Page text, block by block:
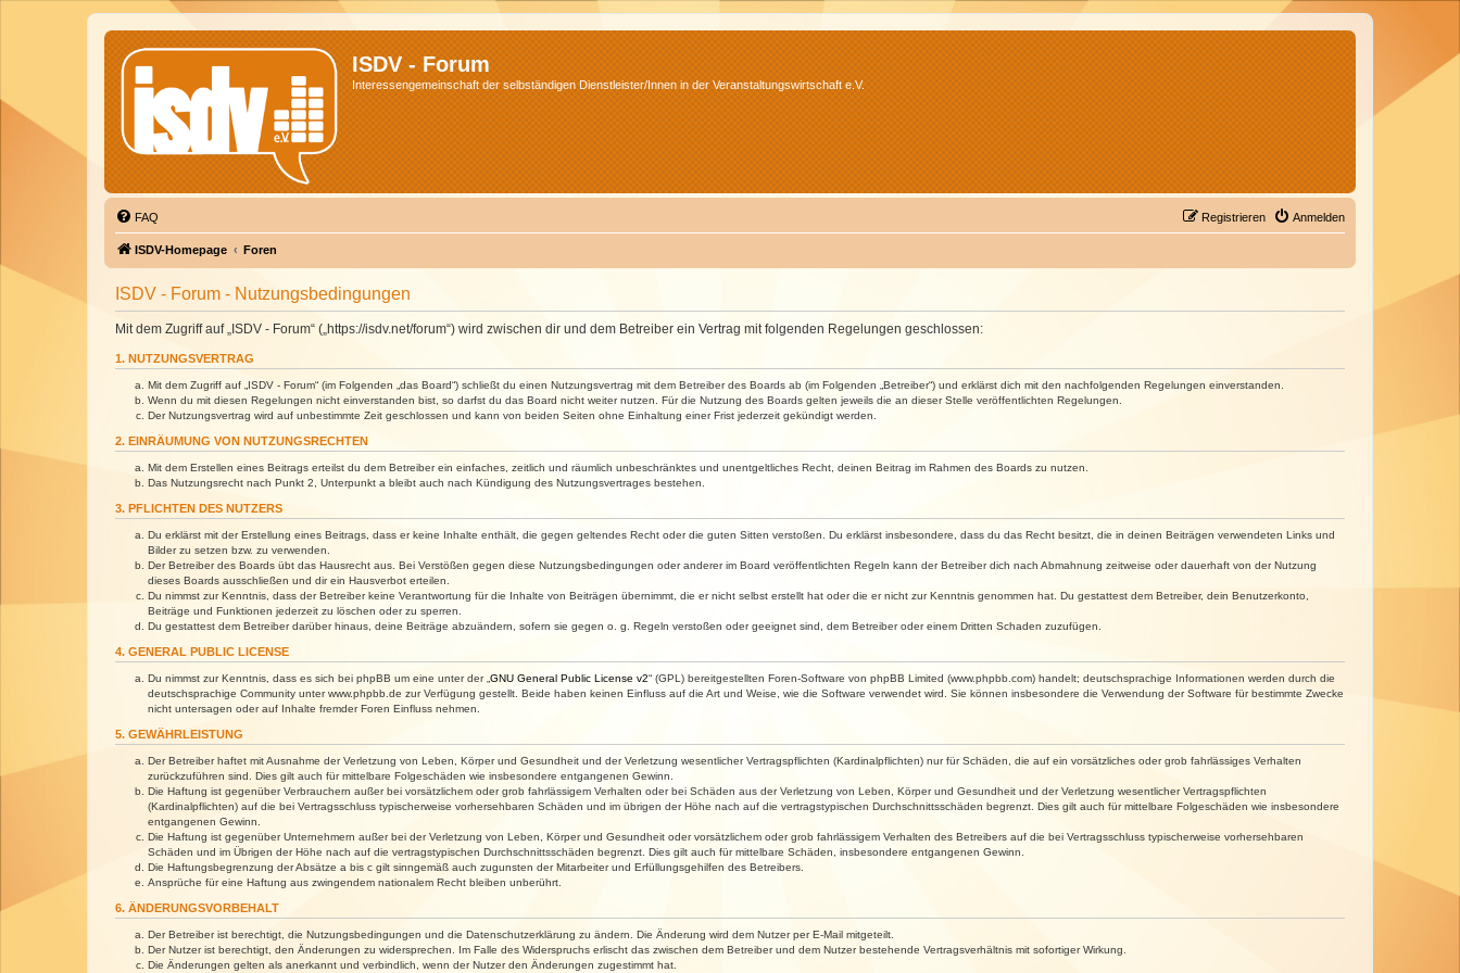
ISDV - Forum
Interessengemeinschaft der selbständigen Dienstleister/Innen in der Veranstaltungswirtschaft e.V.
FAQ Anmelden
Registrieren
ISDV-Homepage Foren
ISDV - Forum - Nutzungsbedingungen
Mit dem Zugriff auf „ISDV - Forum“ („https://isdv.net/forum“) wird zwischen dir und dem Betreiber ein Vertrag mit folgenden Regelungen geschlossen:
1. NUTZUNGSVERTRAG
Mit dem Zugriff auf „ISDV - Forum“ (im Folgenden „das Board“) schließt du einen Nutzungsvertrag mit dem Betreiber des Boards ab (im Folgenden „Betreiber“) und erklärst dich mit den nachfolgenden Regelungen einverstanden.
Wenn du mit diesen Regelungen nicht einverstanden bist, so darfst du das Board nicht weiter nutzen. Für die Nutzung des Boards gelten jeweils die an dieser Stelle veröffentlichten Regelungen.
Der Nutzungsvertrag wird auf unbestimmte Zeit geschlossen und kann von beiden Seiten ohne Einhaltung einer Frist jederzeit gekündigt werden.
2. EINRÄUMUNG VON NUTZUNGSRECHTEN
Mit dem Erstellen eines Beitrags erteilst du dem Betreiber ein einfaches, zeitlich und räumlich unbeschränktes und unentgeltliches Recht, deinen Beitrag im Rahmen des Boards zu nutzen.
Das Nutzungsrecht nach Punkt 2, Unterpunkt a bleibt auch nach Kündigung des Nutzungsvertrages bestehen.
3. PFLICHTEN DES NUTZERS
Du erklärst mit der Erstellung eines Beitrags, dass er keine Inhalte enthält, die gegen geltendes Recht oder die guten Sitten verstoßen. Du erklärst insbesondere, dass du das Recht besitzt, die in deinen Beiträgen verwendeten Links und
Bilder zu setzen bzw. zu verwenden.
Der Betreiber des Boards übt das Hausrecht aus. Bei Verstößen gegen diese Nutzungsbedingungen oder anderer im Board veröffentlichten Regeln kann der Betreiber dich nach Abmahnung zeitweise oder dauerhaft von der Nutzung
dieses Boards ausschließen und dir ein Hausverbot erteilen.
Du nimmst zur Kenntnis, dass der Betreiber keine Verantwortung für die Inhalte von Beiträgen übernimmt, die er nicht selbst erstellt hat oder die er nicht zur Kenntnis genommen hat. Du gestattest dem Betreiber, dein Benutzerkonto,
Beiträge und Funktionen jederzeit zu löschen oder zu sperren.
Du gestattest dem Betreiber darüber hinaus, deine Beiträge abzuändern, sofern sie gegen o. g. Regeln verstoßen oder geeignet sind, dem Betreiber oder einem Dritten Schaden zuzufügen.
4. GENERAL PUBLIC LICENSE
Du nimmst zur Kenntnis, dass es sich bei phpBB um eine unter der „ GNU General Public License v2“ (GPL) bereitgestellten Foren-Software von phpBB Limited (www.phpbb.com) handelt; deutschsprachige Informationen werden durch die
deutschsprachige Community unter www.phpbb.de zur Verfügung gestellt. Beide haben keinen Einfluss auf die Art und Weise, wie die Software verwendet wird. Sie können insbesondere die Verwendung der Software für bestimmte Zwecke
nicht untersagen oder auf Inhalte fremder Foren Einfluss nehmen.
5. GEWÄHRLEISTUNG
Der Betreiber haftet mit Ausnahme der Verletzung von Leben, Körper und Gesundheit und der Verletzung wesentlicher Vertragspflichten (Kardinalpflichten) nur für Schäden, die auf ein vorsätzliches oder grob fahrlässiges Verhalten
zurückzuführen sind. Dies gilt auch für mittelbare Folgeschäden wie insbesondere entgangenen Gewinn.
Die Haftung ist gegenüber Verbrauchern außer bei vorsätzlichem oder grob fahrlässigem Verhalten oder bei Schäden aus der Verletzung von Leben, Körper und Gesundheit und der Verletzung wesentlicher Vertragspflichten
(Kardinalpflichten) auf die bei Vertragsschluss typischerweise vorhersehbaren Schäden und im übrigen der Höhe nach auf die vertragstypischen Durchschnittsschäden begrenzt. Dies gilt auch für mittelbare Folgeschäden wie insbesondere
entgangenen Gewinn.
Die Haftung ist gegenüber Unternehmern außer bei der Verletzung von Leben, Körper und Gesundheit oder vorsätzlichem oder grob fahrlässigem Verhalten des Betreibers auf die bei Vertragsschluss typischerweise vorhersehbaren
Schäden und im Übrigen der Höhe nach auf die vertragstypischen Durchschnittsschäden begrenzt. Dies gilt auch für mittelbare Schäden, insbesondere entgangenen Gewinn.
Die Haftungsbegrenzung der Absätze a bis c gilt sinngemäß auch zugunsten der Mitarbeiter und Erfüllungsgehilfen des Betreibers.
Ansprüche für eine Haftung aus zwingendem nationalem Recht bleiben unberührt.
6. ÄNDERUNGSVORBEHALT
Der Betreiber ist berechtigt, die Nutzungsbedingungen und die Datenschutzerklärung zu ändern. Die Änderung wird dem Nutzer per E-Mail mitgeteilt.
Der Nutzer ist berechtigt, den Änderungen zu widersprechen. Im Falle des Widerspruchs erlischt das zwischen dem Betreiber und dem Nutzer bestehende Vertragsverhältnis mit sofortiger Wirkung.
Die Änderungen gelten als anerkannt und verbindlich, wenn der Nutzer den Änderungen zugestimmt hat.